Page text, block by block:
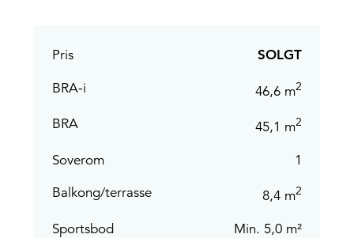
Pris SOLGT
BRA-i 46,6 m2
BRA 45,1 m2
Soverom
1
Balkong/terrasse
8,4 m2
Sportsbod
Min. 5,0 m²